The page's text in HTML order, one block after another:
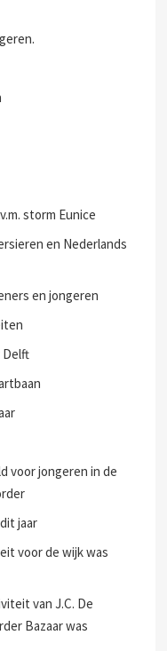
storm Eunice
en Nederlands
en jongeren
voor jongeren in de
jaar
voor de wijk was
van J.C. De
Bazaar was